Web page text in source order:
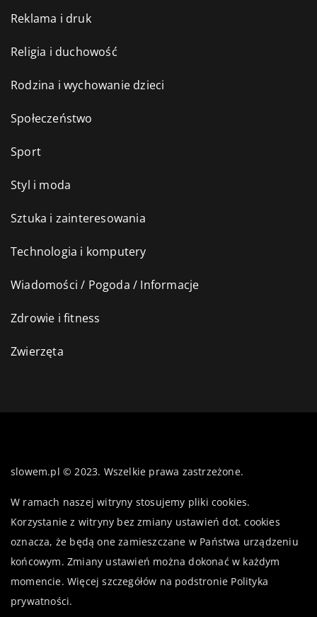
Reklama i druk
Religia i duchowość
Rodzina i wychowanie dzieci
Społeczeństwo
Sport
Styl i moda
Sztuka i zainteresowania
Technologia i komputery
Wiadomości / Pogoda / Informacje
Zdrowie i fitness
Zwierzęta
slowem.pl © 2023. Wszelkie prawa zastrzeżone.
W ramach naszej witryny stosujemy pliki cookies.
Korzystanie z witryny bez zmiany ustawień dot. cookies
oznacza, że będą one zamieszczane w Państwa urządzeniu
końcowym. Zmiany ustawień można dokonać w każdym
momencie. Więcej szczegółów na podstronie Polityka
prywatności.